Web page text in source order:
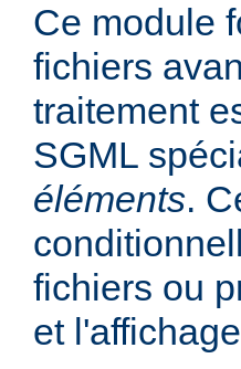
Ce module
fichiers
traitement
SGML
éléments.
fichiers ou
et